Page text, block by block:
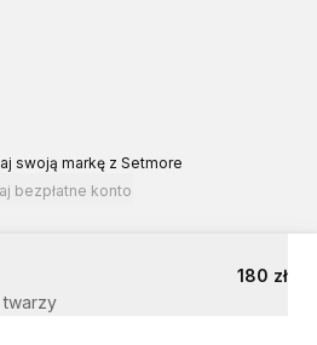
swoją markę z Setmore
bezpłatne konto
180 zł
twarzy